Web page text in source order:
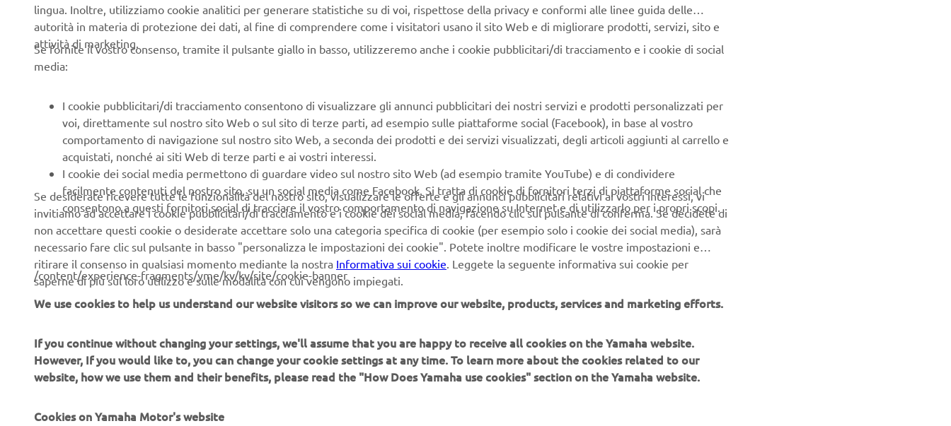
Download
Event Calendar 2024 - PDF(2.0MB)
CORPORATE
News
B2B
NEO's Delivery
PIÙ YAMAHA SUPPORTO NEWSLETTER
Conoscerai in anteprima le ultime offerte, gli eventi speciali, le
lingua. Inoltre, utilizziamo cookie analitici per generare statistiche su di voi, rispettose della privacy e conformi alle linee guida delle
autorità in materia di protezione dei dati, al fine di comprendere come i visitatori usano il sito Web e di migliorare prodotti, servizi, sito e
attività di marketing.
Se fornite il vostro consenso, tramite il pulsante giallo in basso, utilizzeremo anche i cookie pubblicitari/di tracciamento e i cookie di social
media:
I cookie pubblicitari/di tracciamento consentono di visualizzare gli annunci pubblicitari dei nostri servizi e prodotti personalizzati per
voi, direttamente sul nostro sito Web o sul sito di terze parti, ad esempio sulle piattaforme social (Facebook), in base al vostro
comportamento di navigazione sul nostro sito Web, a seconda dei prodotti e dei servizi visualizzati, degli articoli aggiunti al carrello e
acquistati, nonché ai siti Web di terze parti e ai vostri interessi.
I cookie dei social media permettono di guardare video sul nostro sito Web (ad esempio tramite YouTube) e di condividere
facilmente contenuti del nostro sito, su un social media come Facebook. Si tratta di cookie di fornitori terzi di piattaforme social che
consentono a questi fornitori social di tracciare il vostro comportamento di navigazione su Internet e di utilizzarlo per i propri scopi.
Se desiderate ricevere tutte le funzionalità del nostro sito, visualizzare le offerte e gli annunci pubblicitari relativi ai vostri interessi, vi
invitiamo ad accettare i cookie pubblicitari/di tracciamento e i cookie dei social media, facendo clic sul pulsante di conferma. Se decidete di
non accettare questi cookie o desiderate accettare solo una categoria specifica di cookie (per esempio solo i cookie dei social media), sarà
necessario fare clic sul pulsante in basso "personalizza le impostazioni dei cookie". Potete inoltre modificare le vostre impostazioni e
ritirare il consenso in qualsiasi momento mediante la nostra Informativa sui cookie. Leggete la seguente informativa sui cookie per
saperne di più sul loro utilizzo e sulle modalità con cui vengono impiegati.
/content/experience-fragments/yme/kv/kv/site/cookie-banner
We use cookies to help us understand our website visitors so we can improve our website, products, services and marketing efforts.
If you continue without changing your settings, we'll assume that you are happy to receive all cookies on the Yamaha website.
However, If you would like to, you can change your cookie settings at any time. To learn more about the cookies related to our
website, how we use them and their benefits, please read the "How Does Yamaha use cookies" section on the Yamaha website.
Cookies on Yamaha Motor's website